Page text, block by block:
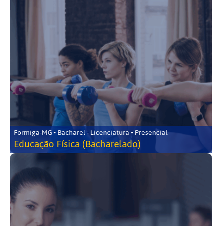
Formiga-MG • Bacharel - Licenciatura • Presencial
Educação Física (Bacharelado)